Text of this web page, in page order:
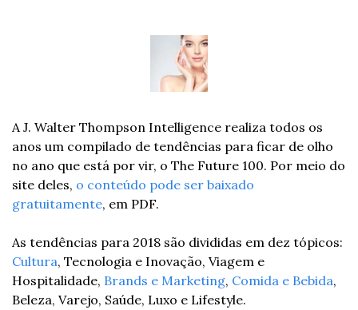
A J. Walter Thompson Intelligence realiza todos os
anos um compilado de tendências para ficar de olho
no ano que está por vir, o The Future 100. Por meio do
site deles, o conteúdo pode ser baixado
gratuitamente, em PDF.
Cultura, Tecnologia e Inovação, Viagem e
Hospitalidade, Brands e Marketing, Comida e Bebida,
Beleza, Varejo, Saúde, Luxo e Lifestyle.